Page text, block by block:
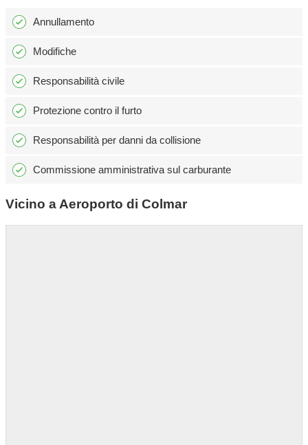
Annullamento
Modifiche
Responsabilità civile
Protezione contro il furto
Responsabilità per danni da collisione
Commissione amministrativa sul carburante
Vicino a Aeroporto di Colmar